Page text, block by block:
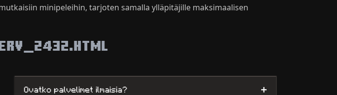
minipeleihin, tarjoten samalla ylläpitäjille maksimaalisen
Ovatko palvelimet ilmaisia? +